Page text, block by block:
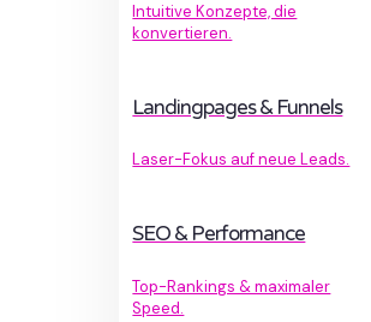
Intuitive Konzepte, die
konvertieren.
Landingpages & Funnels
Laser-Fokus auf neue Leads.
SEO & Performance
Top-Rankings & maximaler
Speed.